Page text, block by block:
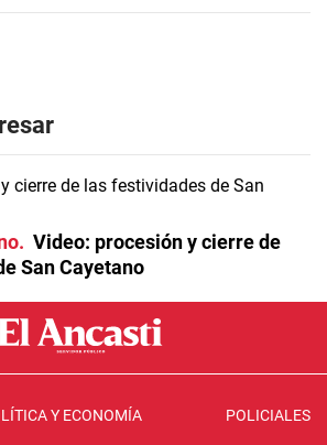
Video: procesión y cierre de
San Cayetano
Y ECONOMÍA POLICIALES